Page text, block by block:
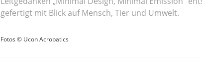
gefertigt mit Blick auf Mensch, Tier und Umwelt.
Fotos © Ucon Acrobatics